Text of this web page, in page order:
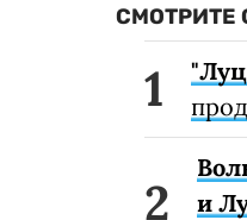
СМОТРИТЕ
и